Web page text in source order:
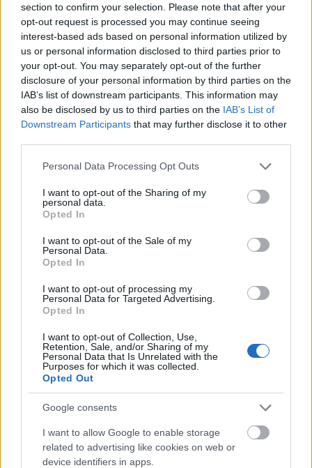
section to confirm your selection. Please note that after your
opt-out request is processed you may continue seeing
interest-based ads based on personal information utilized by
us or personal information disclosed to third parties prior to
your opt-out. You may separately opt-out of the further
disclosure of your personal information by third parties on the
IAB’s list of downstream participants. This information may
also be disclosed by us to third parties on the IAB’s List of
Downstream Participants that may further disclose it to other
Please note that this website/app uses one or more Google
not limited to your visit or usage behaviour. You may click to
grant or deny consent to Google and its third-party tags to
use your data for below specified purposes in below Google
consent section.
Personal Data Processing Opt Outs
I want to opt-out of the Sharing of my
personal data.
Opted In
I want to opt-out of the Sale of my
Personal Data.
Opted In
I want to opt-out of processing my
Personal Data for Targeted Advertising.
Opted In
I want to opt-out of Collection, Use,
Retention, Sale, and/or Sharing of my
Personal Data that Is Unrelated with the
Purposes for which it was collected.
Opted Out
Google consents
I want to allow Google to enable storage
related to advertising like cookies on web or
device identifiers in apps.
Ez a süti egy olyan hétvégén készült, amikor nem volt
elég idő és kedv egy appelgebak-hoz, viszont alma
az volt, jó sok. A cobbler angol/amerikai sütemény,
olyasmi, mint egy pite, csak itt a tészta nem alul,
hanem felül van, alul pedig finom, szirupos
gyümölcs. Ősz van, úgyhogy az…
Ricottás-sütőtökös quiche
bebicsirke•2012. november 02.
sütőtök meg a kedvenc zöldségem, úgyhogy kicsit
fura is, hogy eddig még nem került fel sütőtökös
lehetőség van, hogy elképesztő, és rengetegen csak
sült sütőtököt csinálnak belőle. Na,…
Fűszeres borban párolt körte vaníliás
borsodóval
Augusztus: szakácskönyv, főző-workshop,
kukta és Delimano
bebicsirke•2012. szeptember 28.
Bébicsirke augusztusa fantasztikusan alakult, bár a
blogról gyakorlatilag eltűntem, folyamatosan
főztem, teszteltem, recepteket írtam, szakácskönyvet
állítottam össze, végül pedig egy workshopon